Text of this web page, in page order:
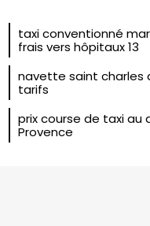
taxi conventionné
frais vers hôpitaux 13
navette saint charles
tarifs
prix course de taxi au
Provence